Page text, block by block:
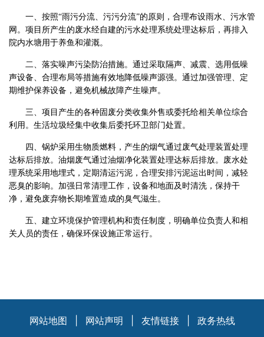
一、按照“雨污分流、污污分流”的原则，合理布设雨水、污水管
网。项目所产生的废水经自建的污水处理系统处理达标后，再排入
院内水塘用于养鱼和灌溉。
二、落实噪声污染防治措施。通过采取隔声、减震、选用低噪
声设备、合理布局等措施有效地降低噪声源强。通过加强管理、定
期维护保养设备，避免机械故障产生噪声。
三、项目产生的各种固废分类收集外售或委托给相关单位综合
利用。生活垃圾经集中收集后委托环卫部门处置。
四、锅炉采用生物质燃料，产生的烟气通过废气处理装置处理
达标后排放。油烟废气通过油烟净化装置处理达标后排放。废水处
理系统采用地埋式，定期清运污泥，合理安排污泥运出时间，减轻
恶臭的影响。加强日常清理工作，设备和地面及时清洗，保持干
净，避免废弃物长期堆置造成的臭气滋生。
五、建立环境保护管理机构和责任制度，明确单位负责人和相
关人员的责任，确保环保设施正常运行。
网站地图 网站声明 友情链接 政务热线